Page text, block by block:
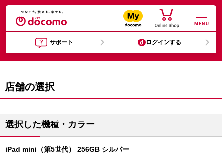
MENU
サポート ログインする
店舗の選択
選択した機種・カラー
iPad mini（第5世代） 256GB シルバー